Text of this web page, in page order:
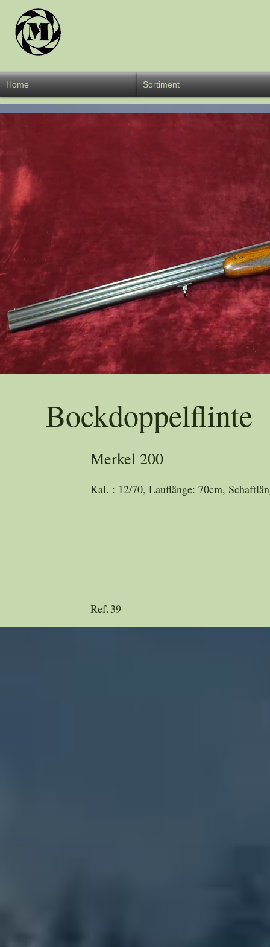
Home Sortiment
Bockdoppelflinte
Merkel 200
Kal. : 12/70, Lauflänge: 70cm,
Ref. 39